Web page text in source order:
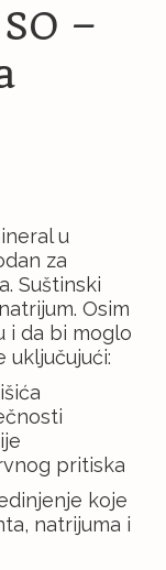
–
u
za
Suštinski
Osim
i da bi moglo
uključujući:
pritiska
koje
natrijuma i